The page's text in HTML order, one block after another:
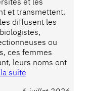
et transmettent.
diffusent les
ou
ces femmes
leurs noms ont
suite